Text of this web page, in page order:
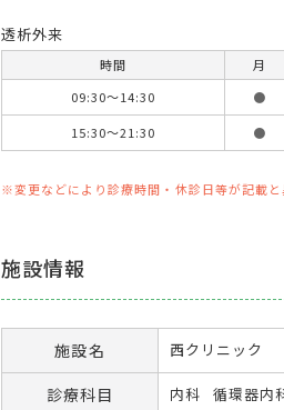
透析外来
時間 月
09:30～14:30
●
15:30～21:30
●
※変更などにより診療時間・休診日等が記載
施設情報
施設名 西クリニック
診療科目 内科 循環器内